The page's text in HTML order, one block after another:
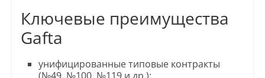
Ключевые преимущества
Gafta
унифицированные типовые контракты